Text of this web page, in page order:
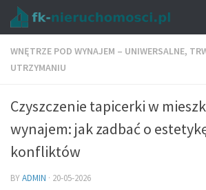
WNĘTRZE POD WYNAJEM – UNIWERSALNE,
UTRZYMANIU
Czyszczenie tapicerki w
wynajem: jak zadbać o
konfliktów
BYADMIN · 20-05-2026